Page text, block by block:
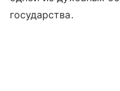
государства.